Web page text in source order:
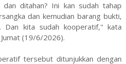
dan ditahan? Ini kan sudah tahap
dan kemudian barang bukti,
Dan kita sudah kooperatif," kata
(19/6/2026).
tersebut ditunjukkan dengan